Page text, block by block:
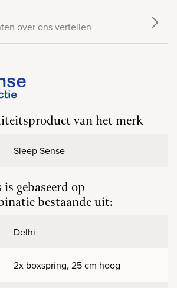
over ons vertellen
van het merk
Sleep Sense
gebaseerd op
bestaande uit:
Delhi
2x boxspring, 25 cm hoog